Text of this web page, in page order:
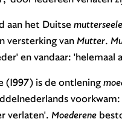
aan het Duitse
versterking van Mutter.
en vandaar: 'helemaal
(1997) is de ontlening
voorkwam:
verlaten'. Moederene